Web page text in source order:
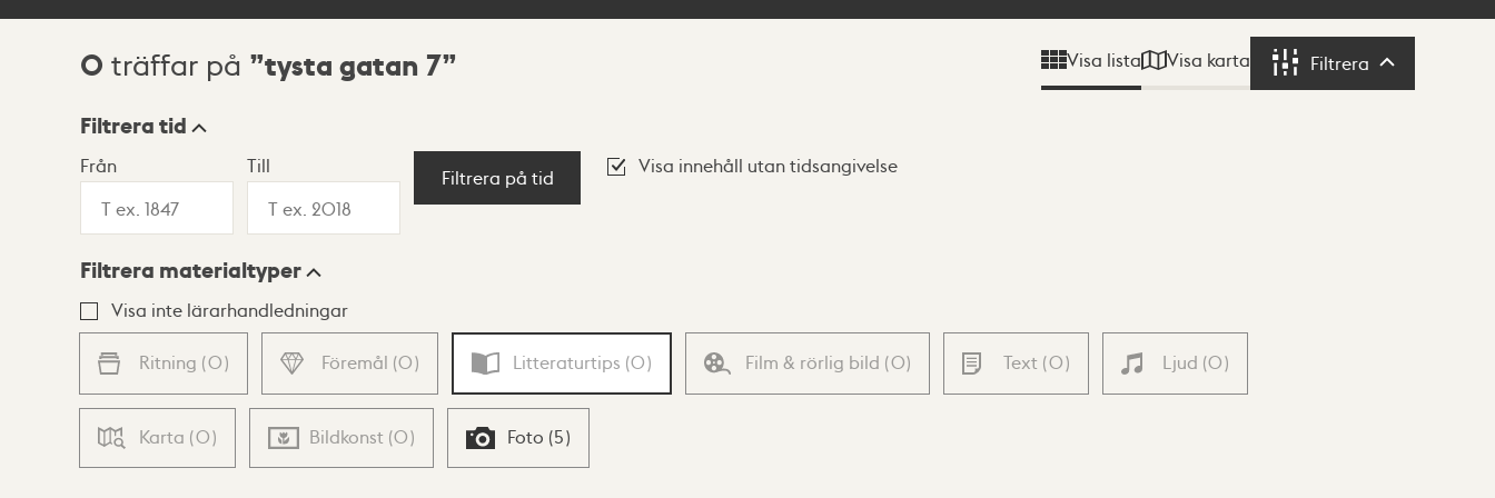
Sökresultat
0 träffar på tysta gatan 7 Visa lista Visa karta Filtrera Filtrera
Visningsläge
Lista Karta
Filtrera tid
Från Till
Filtrera på tid
Visa innehåll utan tidsangivelse
Filtrera materialtyper
Visa inte lärarhandledningar
Ritning (0) Föremål (0) Litteraturtips (0) Film & rörlig bild (0) Text (0) Ljud (0)
Karta (0) Bildkonst (0) Foto (5)